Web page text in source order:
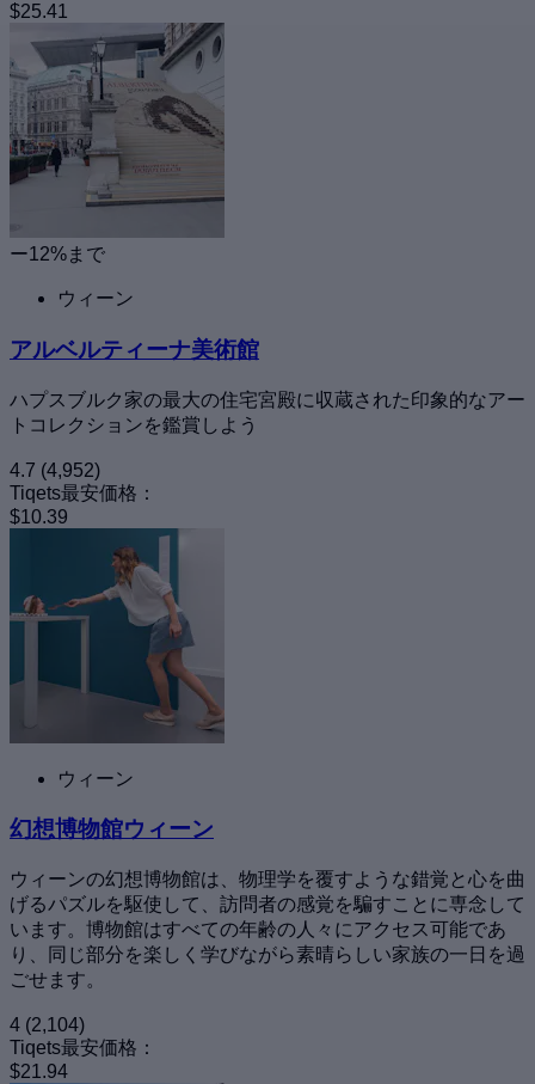
$25.41
ー12%まで
ウィーン
アルベルティーナ美術館
ハプスブルク家の最大の住宅宮殿に収蔵された印象的なアー
トコレクションを鑑賞しよう
4.7 (4,952)
Tiqets最安価格：
$10.39
ウィーン
幻想博物館ウィーン
ウィーンの幻想博物館は、物理学を覆すような錯覚と心を曲
げるパズルを駆使して、訪問者の感覚を騙すことに専念して
います。博物館はすべての年齢の人々にアクセス可能であ
り、同じ部分を楽しく学びながら素晴らしい家族の一日を過
ごせます。
4 (2,104)
Tiqets最安価格：
$21.94